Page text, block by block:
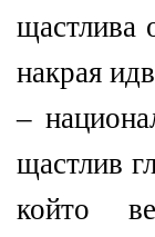
щастлива
накрая
–
щастлив
който